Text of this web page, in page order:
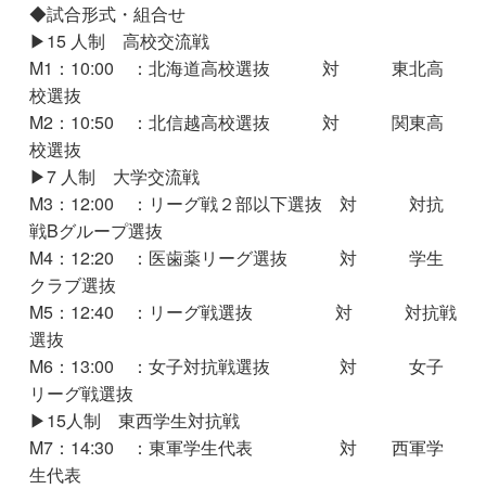
◆試合形式・組合せ
▶15 人制 高校交流戦
M1：10:00 ：北海道高校選抜 対 東北高
校選抜
M2：10:50 ：北信越高校選抜 対 関東高
校選抜
▶7 人制 大学交流戦
M3：12:00 ：リーグ戦２部以下選抜 対 対抗
戦Bグループ選抜
M4：12:20 ：医歯薬リーグ選抜 対 学生
クラブ選抜
M5：12:40 ：リーグ戦選抜 対 対抗戦
選抜
M6：13:00 ：女子対抗戦選抜 対 女子
リーグ戦選抜
▶15人制 東西学生対抗戦
M7：14:30 ：東軍学生代表 対 西軍学
生代表